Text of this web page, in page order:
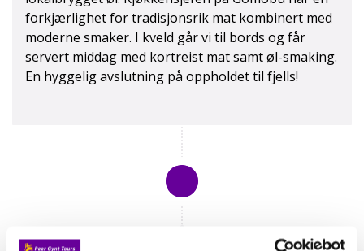
forkjærlighet for tradisjonsrik mat kombinert med
moderne smaker. I kveld går vi til bords og får
servert middag med kortreist mat samt øl-smaking.
En hyggelig avslutning på oppholdet til fjells!